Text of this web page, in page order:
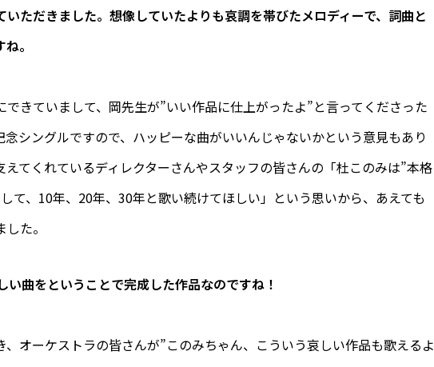
ただきました。想像していたよりも哀調を帯びたメロディーで、詞曲と
。
きていまして、岡先生が”いい作品に仕上がったよ”と言ってくださった
念シングルですので、ハッピーな曲がいいんじゃないかという意見もあり
えてくれているディレクターさんやスタッフの皆さんの「杜このみは”本格
て、10年、20年、30年と歌い続けてほしい」という思いから、あえても
た。
い曲をということで完成した作品なのですね！
オーケストラの皆さんが”このみちゃん、こういう哀しい作品も歌えるよ